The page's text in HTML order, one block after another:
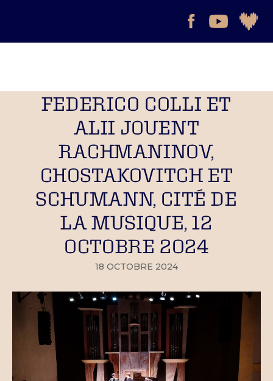
FEDERICO COLLI ET
ALII JOUENT
RACHMANINOV,
CHOSTAKOVITCH ET
SCHUMANN, CITÉ DE
LA MUSIQUE, 12
OCTOBRE 2024
18 OCTOBRE 2024